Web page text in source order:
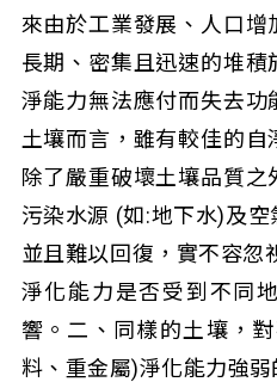
來由於工業發展、人口增
長期、密集且迅速的堆積
淨能力無法應付而失去
土壤而言，雖有較佳的自
除了嚴重破壞土壤品質
污染水源 (如:地下水)及空
並且難以回復，實不容忽
淨化能力是否受到不同
響。二、同樣的土壤，
料、重金屬)淨化能力強